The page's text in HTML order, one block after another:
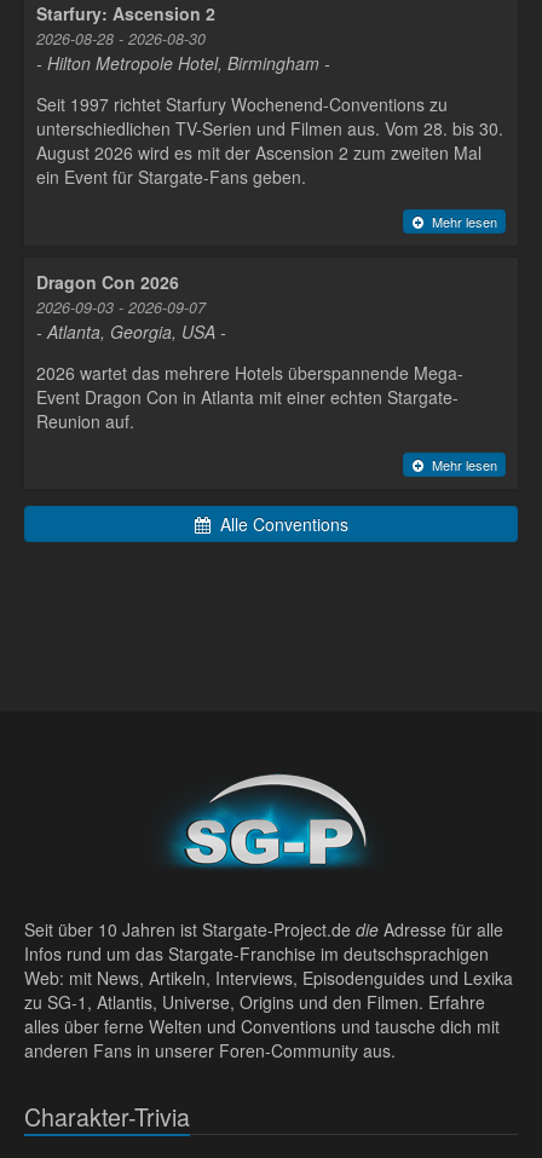
Starfury: Ascension 2
2026-08-28 - 2026-08-30
- Hilton Metropole Hotel, Birmingham -
Seit 1997 richtet Starfury Wochenend-Conventions zu
unterschiedlichen TV-Serien und Filmen aus. Vom 28. bis 30.
August 2026 wird es mit der Ascension 2 zum zweiten Mal
ein Event für Stargate-Fans geben.
Mehr lesen
Dragon Con 2026
2026-09-03 - 2026-09-07
- Atlanta, Georgia, USA -
2026 wartet das mehrere Hotels überspannende Mega-
Event Dragon Con in Atlanta mit einer echten Stargate-
Reunion auf.
Mehr lesen
Alle Conventions
Seit über 10 Jahren ist Stargate-Project.de die Adresse für alle
Infos rund um das Stargate-Franchise im deutschsprachigen
Web: mit News, Artikeln, Interviews, Episodenguides und Lexika
zu SG-1, Atlantis, Universe, Origins und den Filmen. Erfahre
alles über ferne Welten und Conventions und tausche dich mit
anderen Fans in unserer Foren-Community aus.
Charakter-Trivia